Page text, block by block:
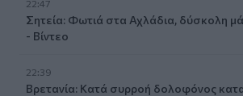
22:47
Σητεία: Φωτιά στα Αχλάδια, δύσκολη
- Βίντεο
22:39
Βρετανία: Κατά συρροή δολοφόνος